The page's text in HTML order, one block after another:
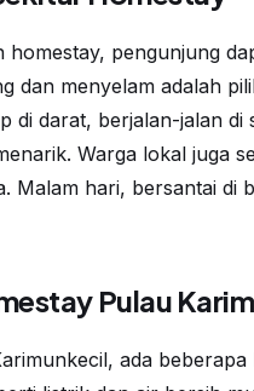
homestay, pengunjung
dan menyelam adalah
di darat, berjalan-jalan
Warga lokal juga
Malam hari, bersantai di
Pulau
ada